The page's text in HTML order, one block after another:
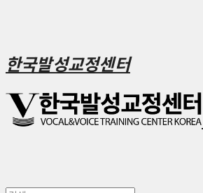
한국발성교정센터